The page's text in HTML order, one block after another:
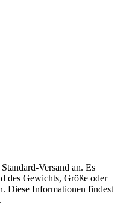
Versand an. Es
des Gewichts, Größe oder
Diese Informationen findest